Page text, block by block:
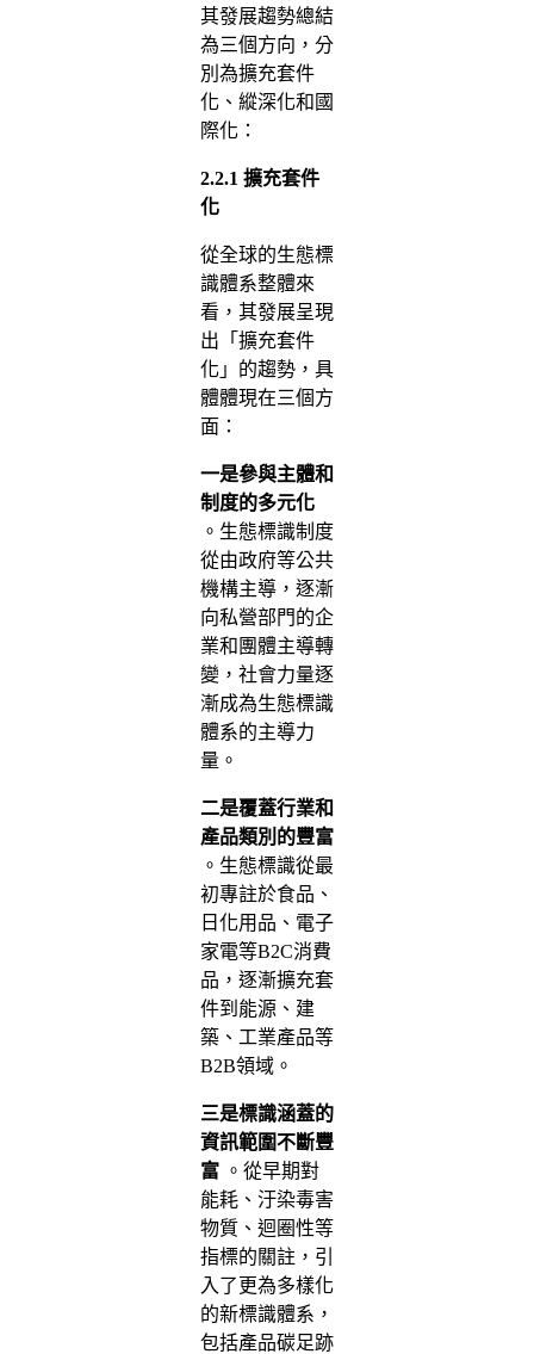
其發展趨勢總結
為三個方向，分
別為擴充套件
化、縱深化和國
際化：
2.2.1 擴充套件
化
從全球的生態標
識體系整體來
看，其發展呈現
出「擴充套件
化」的趨勢，具
體體現在三個方
面：
一是參與主體和
制度的多元化
。生態標識制度
從由政府等公共
機構主導，逐漸
向私營部門的企
業和團體主導轉
變，社會力量逐
漸成為生態標識
體系的主導力
量。
二是覆蓋行業和
產品類別的豐富
。生態標識從最
初專註於食品、
日化用品、電子
家電等B2C消費
品，逐漸擴充套
件到能源、建
築、工業產品等
B2B領域。
三是標識涵蓋的
資訊範圍不斷豐
富 。從早期對
能耗、汙染毒害
物質、迴圈性等
指標的關註，引
入了更為多樣化
的新標識體系，
包括產品碳足跡